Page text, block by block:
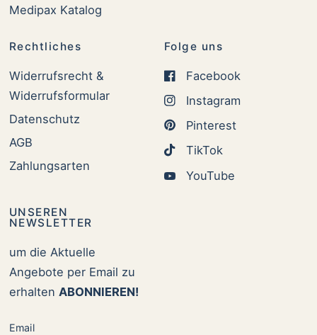
Medipax Katalog
Rechtliches
Widerrufsrecht &
Widerrufsformular
Datenschutz
AGB
Zahlungsarten
Folge uns
Facebook
Instagram
Pinterest
TikTok
YouTube
UNSEREN
NEWSLETTER
um die Aktuelle
Angebote per Email zu
erhalten ABONNIEREN!
Email